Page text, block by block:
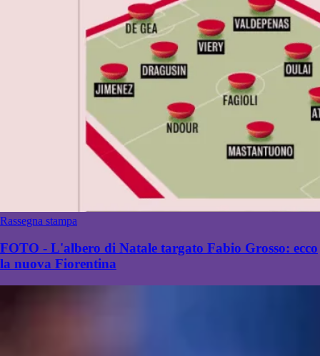
Rassegna stampa
FOTO - L'albero di Natale targato Fabio Grosso: ecco
la nuova Fiorentina